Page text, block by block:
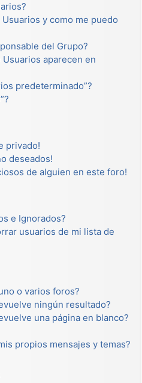
y como me puedo
del Grupo?
aparecen en
predeterminado”?
privado!
deseados!
de alguien en este foro!
e Ignorados?
usuarios de mi lista de
o varios foros?
ningún resultado?
una página en blanco?
propios mensajes y temas?